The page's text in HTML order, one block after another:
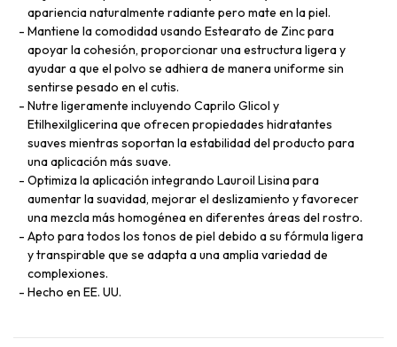
apariencia naturalmente radiante pero mate en la piel.
Mantiene la comodidad usando Estearato de Zinc para
apoyar la cohesión, proporcionar una estructura ligera y
ayudar a que el polvo se adhiera de manera uniforme sin
sentirse pesado en el cutis.
Nutre ligeramente incluyendo Caprilo Glicol y
Etilhexilglicerina que ofrecen propiedades hidratantes
suaves mientras soportan la estabilidad del producto para
una aplicación más suave.
Optimiza la aplicación integrando Lauroil Lisina para
aumentar la suavidad, mejorar el deslizamiento y favorecer
una mezcla más homogénea en diferentes áreas del rostro.
Apto para todos los tonos de piel debido a su fórmula ligera
y transpirable que se adapta a una amplia variedad de
complexiones.
Hecho en EE. UU.